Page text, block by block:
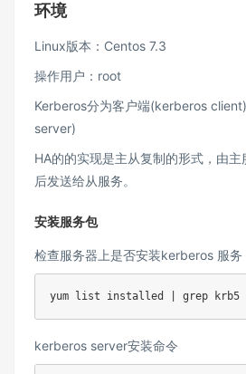
环境
Linux版本：Centos 7.3
操作用户：root
Kerberos分为客户端(kerberos
server)
HA的的实现是主从复制的形式，由
后发送给从服务。
安装服务包
检查服务器上是否安装kerberos 服务
yum list installed grep
kerberos server安装命令